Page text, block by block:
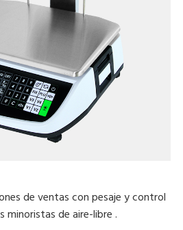
de ventas con pesaje y control
de aire-libre .